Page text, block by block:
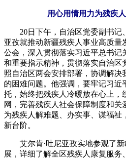
用心用情用力为残疾
20日下午，自治区党委副书记
亚孜就推动新疆残疾人事业高质量
公会，深入贯彻落实习近平总书记
和重要指示精神，贯彻落实自治区
照自治区两会安排部署，协调解决
的困难问题。他强调，要牢记习近
托，始终把残疾人冷暖放在心上，
网，完善残疾人社会保障制度和关
为残疾人解难题、办实事、谋福祉
新台阶。
艾尔肯·吐尼亚孜实地参观了新
展，详细了解全区残疾人康复服务